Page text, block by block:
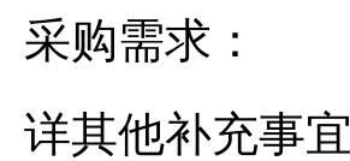
采购需求：
详其他补充事宜